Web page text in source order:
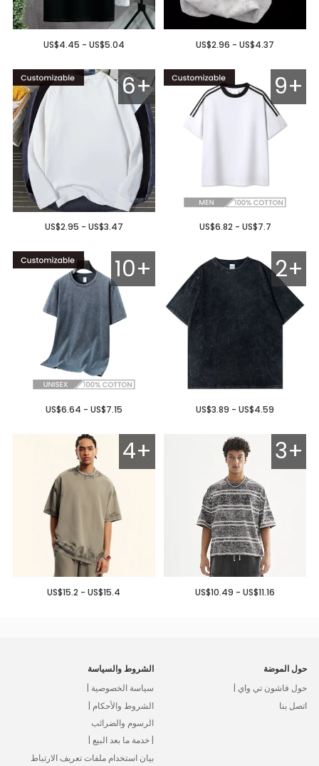
US$2.96 - US$4.37
US$4.45 - US$5.04
9+
US$6.82 - US$7.7
6+
US$2.95 - US$3.47
2+
US$3.89 - US$4.59
10+
US$6.64 - US$7.15
3+
US$10.49 - US$11.16
4+
US$15.2 - US$15.4
حول الموضة
حول فاشون تي واي |
اتصل بنا
الشروط والسياسة
سياسة الخصوصية |
الشروط والأحكام |
الرسوم والضرائب
| خدمة ما بعد البيع |
بيان استخدام ملفات تعريف الارتباط